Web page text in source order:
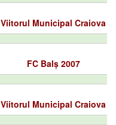
Viitorul Municipal Craiova
FC Balș 2007
Viitorul Municipal Craiova